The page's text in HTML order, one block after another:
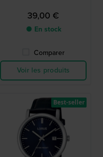
39,00 €
● En stock
Comparer
Voir les produits
Best-seller